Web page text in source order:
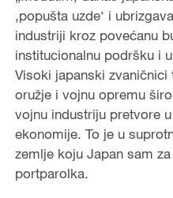
‚popušta uzde‘ i
industriji kroz povećanu
institucionalnu podršku i
Visoki japanski
oružje i vojnu opremu
vojnu industriju pretvore
ekonomije. To je u
zemlje koju Japan sam
portparolka.